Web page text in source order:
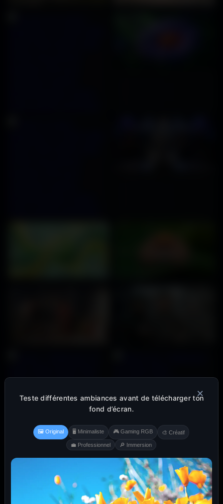
×
Teste différentes ambiances avant de télécharger ton
fond d’écran.
🖼️ Original 🖥️ Minimaliste 🎮 Gaming RGB 🎨 Créatif
💼 Professionnel 🔎 Immersion